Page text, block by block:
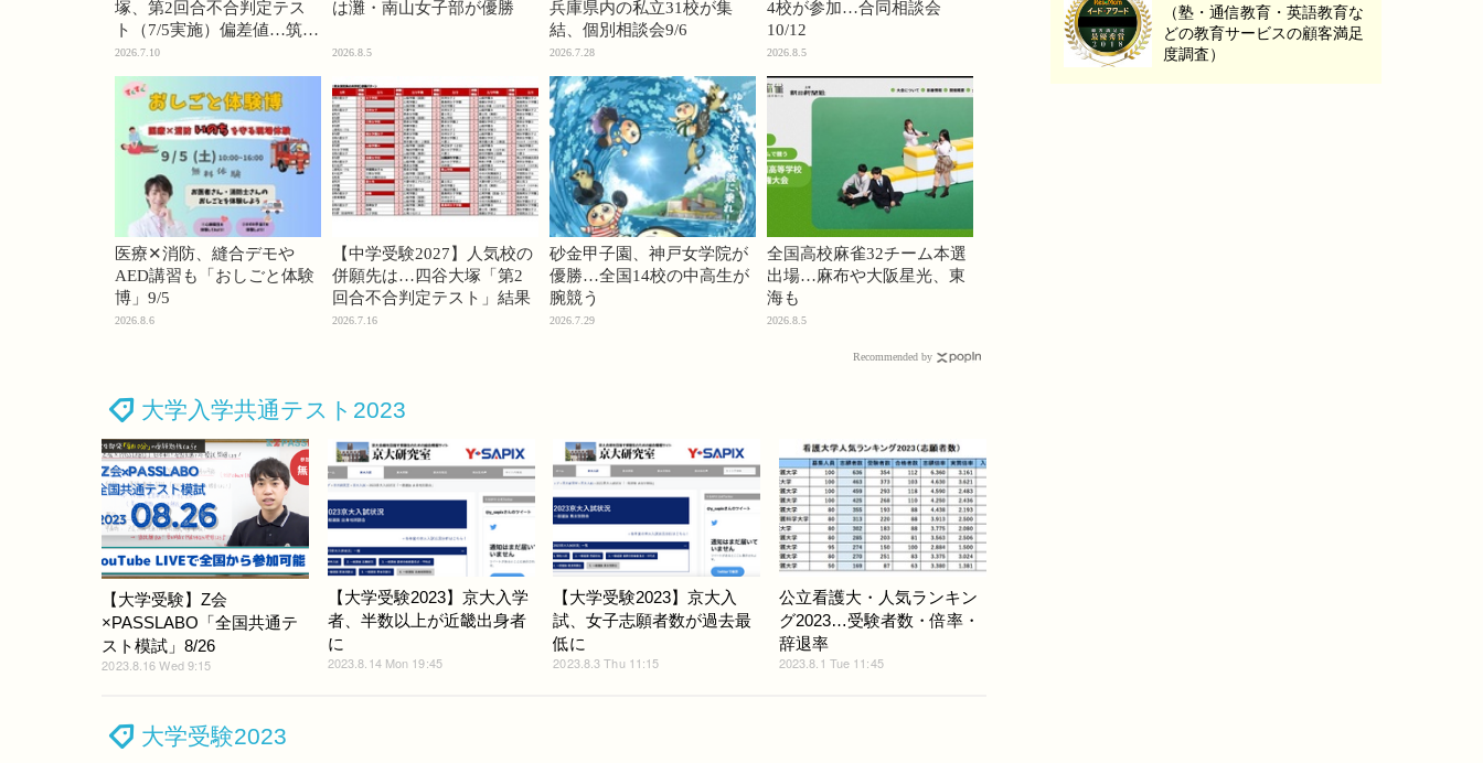
塚、第2回合不合判定テス
ト（7/5実施）偏差値…筑駒
74・桜蔭70＜PR＞
2026.7.10
は灘・南山女子部が優勝
2026.8.5
兵庫県内の私立31校が集
結、個別相談会9/6
2026.7.28
4校が参加…合同相談会
10/12
2026.8.5
医療✕消防、縫合デモや
AED講習も「おしごと体験
博」9/5
2026.8.6
【中学受験2027】人気校の
併願先は…四谷大塚「第2
回合不合判定テスト」結果
2026.7.16
砂金甲子園、神戸女学院が
優勝…全国14校の中高生が
腕競う
2026.7.29
全国高校麻雀32チーム本選
出場…麻布や大阪星光、東
海も
2026.8.5
Recommended by
大学入学共通テスト2023
【大学受験】Z会
×PASSLABO「全国共通テ
スト模試」8/26
2023.8.16 Wed 9:15
【大学受験2023】京大入学
者、半数以上が近畿出身者
に
2023.8.14 Mon 19:45
【大学受験2023】京大入
試、女子志願者数が過去最
低に
2023.8.3 Thu 11:15
公立看護大・人気ランキン
グ2023…受験者数・倍率・
辞退率
2023.8.1 Tue 11:45
大学受験2023
（塾・通信教育・英語教育な
どの教育サービスの顧客満足
度調査）